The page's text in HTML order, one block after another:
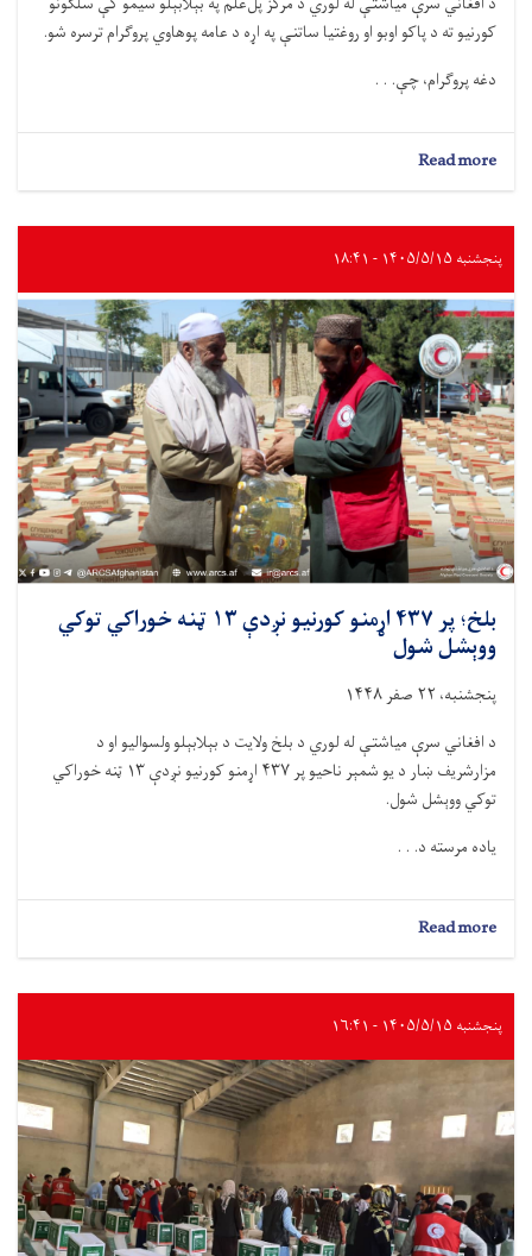
کورنیو ته د پاکو اوبو او روغتیا ساتنې په اړه د عامه پوهاوي پروګرام ترسره شو.
دغه پروګرام، چې. . .
Read more
لوګر؛
کورنیو
ته
پاکو
اوبو
او
روغتیا
ساتنې
په
اړه
عامه
پوهاوی
ورکړل
شو
پنجشنبه ۱۴۰۵/۵/۱۵ - ۱۸:۴۱
بلخ؛ پر ۴۳۷ اړمنو کورنیو نږدې ۱۳ ټنه خوراکي توکي
ووېشل شول
پنجشنبه، ۲۲ صفر ۱۴۴۸
د افغاني سرې میاشتې له لوري د بلخ ولایت د بېلابېلو ولسوالیو او د
مزارشریف ښار د يو شمېر ناحیو پر ۴۳۷ اړمنو کورنیو نږدې ۱۳ ټنه خوراکي
توکي ووېشل شول.
یاده مرسته د. . .
Read more
بلخ؛
۴۳۷
اړمنو
۱۳
ټنه
خوراکي
توکي
ووېشل
شول
پنجشنبه ۱۴۰۵/۵/۱۵ - ۱۶:۴۱